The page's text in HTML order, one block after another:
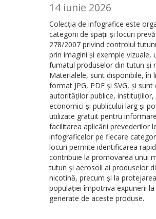
14 iunie 2026
Colecția de infografice este
categorii de spații și locuri
278/2007 privind controlul
prin imagini și exemple vizuale,
fumatul produselor din tutun și
Materialele, sunt disponibile, în
format JPG, PDF și SVG, și
autorităților publice,
economici și publicului larg și
utilizate gratuit pentru
facilitarea aplicării prevederilor
infograficelor pe fiecare
locuri permite identificarea
contribuie la promovarea unui
tutun și aerosoli ai produselor
nicotină, precum și la
populației împotriva expunerii
generate de aceste produse.